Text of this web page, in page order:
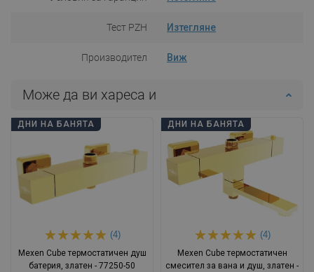
Тест PZH Изтегляне
Производител Виж
Може да ви хареса и
ДНИ НА БАНЯТА
(4)
Mexen Cube термостатичен душ
батерия, златен - 77250-50
ДНИ НА БАНЯТА
(4)
Mexen Cube термостатичен
смесител за вана и душ, златен -